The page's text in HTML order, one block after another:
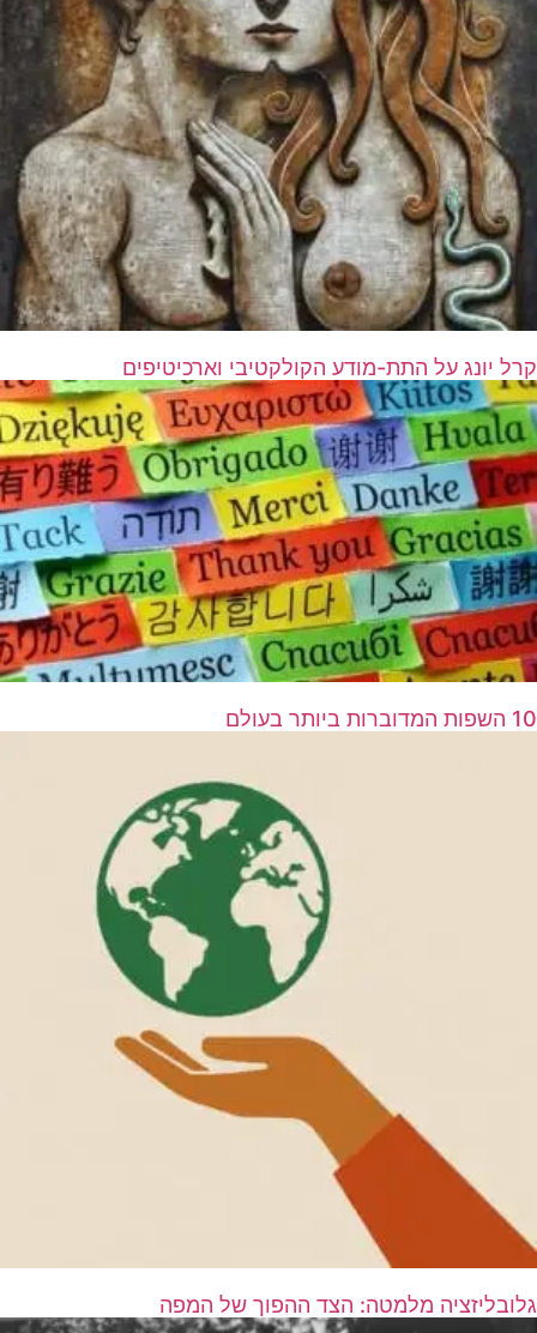
קרל יונג על התת-מודע הקולקטיבי וארכיטיפים
10 השפות המדוברות ביותר בעולם
גלובליזציה מלמטה: הצד ההפוך של המפה